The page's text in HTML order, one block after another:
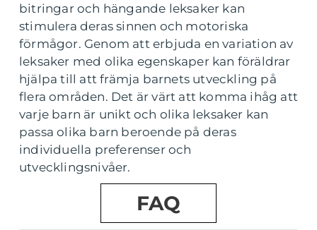
bitringar och hängande leksaker kan
stimulera deras sinnen och motoriska
förmågor. Genom att erbjuda en variation av
leksaker med olika egenskaper kan föräldrar
hjälpa till att främja barnets utveckling på
flera områden. Det är värt att komma ihåg att
varje barn är unikt och olika leksaker kan
passa olika barn beroende på deras
individuella preferenser och
utvecklingsnivåer.
FAQ